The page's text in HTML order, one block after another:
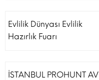
Evlilik Dünyası Evlilik
Hazırlık Fuarı
İSTANBUL PROHUNT AV